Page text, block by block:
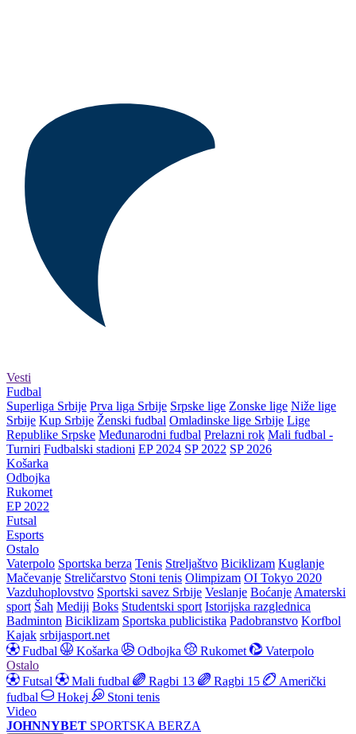
Vesti
Fudbal
Superliga Srbije Prva liga Srbije Srpske lige Zonske lige Niže lige
Srbije Kup Srbije Ženski fudbal Omladinske lige Srbije Lige
Republike Srpske Međunarodni fudbal Prelazni rok Mali fudbal -
Turniri Fudbalski stadioni EP 2024 SP 2022 SP 2026
Košarka
Odbojka
Rukomet
EP 2022
Futsal
Esports
Ostalo
Vaterpolo Sportska berza Tenis Streljaštvo Biciklizam Kuglanje
Mačevanje Streličarstvo Stoni tenis Olimpizam OI Tokyo 2020
Vazduhoplovstvo Sportski savez Srbije Veslanje Boćanje Amaterski
sport Šah Mediji Boks Studentski sport Istorijska razglednica
Badminton Biciklizam Sportska publicistika Padobranstvo Korfbol
Kajak srbijasport.net
Fudbal
Košarka Odbojka Rukomet
Vaterpolo
Ostalo
Futsal
Mali fudbal Ragbi 13 Ragbi 15
Američki
fudbal
Hokej
Stoni tenis
Video
JOHNNYBET SPORTSKA BERZA